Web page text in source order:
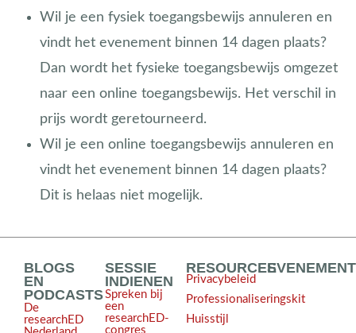
Wil je een fysiek toegangsbewijs annuleren en
vindt het evenement binnen 14 dagen plaats?
Dan wordt het fysieke toegangsbewijs omgezet
naar een online toegangsbewijs. Het verschil in
prijs wordt geretourneerd.
Wil je een online toegangsbewijs annuleren en
vindt het evenement binnen 14 dagen plaats?
Dit is helaas niet mogelijk.
BLOGS
EN
PODCASTS
De
researchED
SESSIE
INDIENEN
Spreken bij
een
researchED-
congres
RESOURCES
Privacybeleid
Professionaliseringskit
Huisstijl